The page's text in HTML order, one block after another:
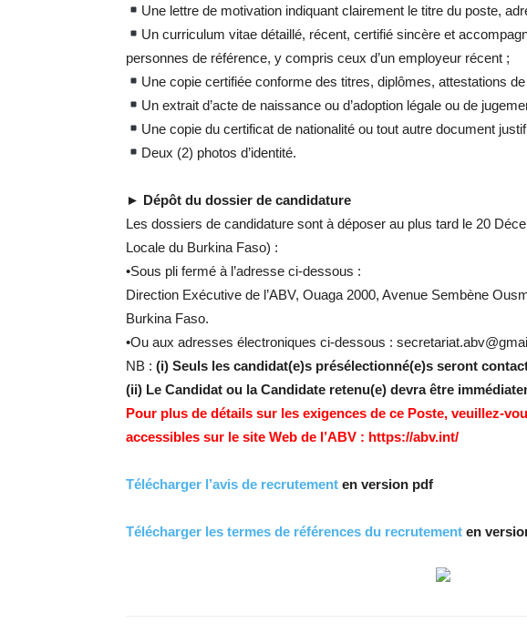
Une lettre de motivation indiquant clairement le titre du poste,
Un curriculum vitae détaillé, récent, certifié sincère et
personnes de référence, y compris ceux d’un employeur récent ;
Une copie certifiée conforme des titres, diplômes, attestations
Un extrait d’acte de naissance ou d’adoption légale ou de
Une copie du certificat de nationalité ou tout autre document
Deux (2) photos d’identité.
► Dépôt du dossier de candidature
Les dossiers de candidature sont à déposer au plus tard le 20
Locale du Burkina Faso) :
•Sous pli fermé à l’adresse ci-dessous :
Direction Exécutive de l’ABV, Ouaga 2000, Avenue Sembène
Burkina Faso.
•Ou aux adresses électroniques ci-dessous :
NB : (i) Seuls les candidat(e)s présélectionné(e)s seront
(ii) Le Candidat ou la Candidate retenu(e) devra être
Pour plus de détails sur les exigences de ce Poste, veuillez-
accessibles sur le site Web de l’ABV : https://abv.int/
Télécharger l’avis de recrutement en version pdf
Télécharger les termes de références du recrutement en